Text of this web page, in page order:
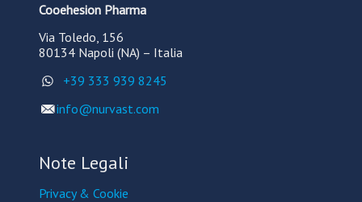
Cooehesion Pharma
Via Toledo, 156
80134 Napoli (NA) – It​alia
+39 333 939 8245
info@nurvast.com
Note Legali
Privacy & Cookie